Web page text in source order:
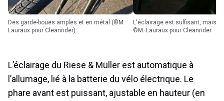
Des garde-boues amples et en métal (©M.
Lauraux pour Cleanrider)
L'éclairage est suffisant, mais non ajustable
©M. Lauraux pour Cleanrider
L’éclairage du Riese & Müller est automatique à
l’allumage, lié à la batterie du vélo électrique. Le
phare avant est puissant, ajustable en hauteur (en